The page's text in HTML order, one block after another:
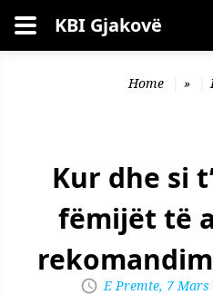
Kërko KBI Gjakovë
Home »
Kur dhe si
fëmijët të
E Premte, 7 Mars